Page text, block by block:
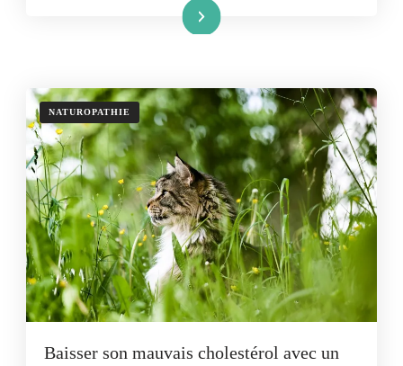
Lire la suite
NATUROPATHIE
Baisser son mauvais cholestérol avec un